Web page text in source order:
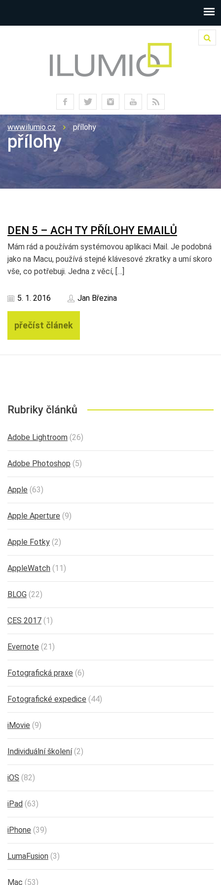
www.ilumio.cz přílohy
přílohy
DEN 5 – ACH TY PŘÍLOHY EMAILŮ
Mám rád a používám systémovou aplikaci Mail. Je podobná
jako na Macu, používá stejné klávesové zkratky a umí skoro
vše, co potřebuji. Jedna z věcí, […]
5. 1. 2016 Jan Březina
přečíst článek
Rubriky článků
Adobe Lightroom (26)
Adobe Photoshop (5)
Apple (63)
Apple Aperture (9)
Apple Fotky (2)
AppleWatch (11)
BLOG (22)
CES 2017 (1)
Evernote (21)
Fotografická praxe (6)
Fotografické expedice (44)
iMovie (9)
Individuální školení(2)
iOS (82)
iPad (63)
iPhone (39)
LumaFusion (3)
Mac (53)